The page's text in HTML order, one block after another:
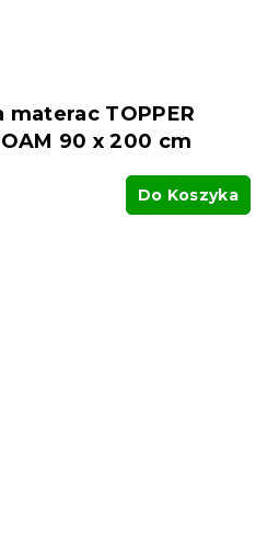
materac TOPPER
90 x 200 cm
Do Koszyka